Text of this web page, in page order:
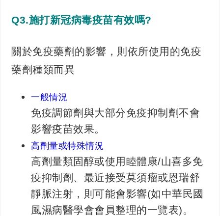
Q3.施打新冠病毒疫苗有效嗎?
關於免疫藥劑的影響，則依所使用的免疫
藥劑種類而異
一般情況
免疫調節劑與大部分免疫抑制劑不會
影響疫苗效果。
高劑量或特殊情況
高劑量類固醇或使用睦體康/山喜多免
疫抑制劑、最近接受莫須瘤或恩瑞舒
靜脈注射，則可能會影響(如中華民國
風濕病醫學會會員整理的一覽表)。